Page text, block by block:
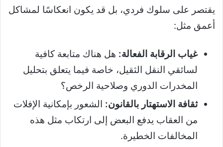
يقتصر على سلوك فردي، بل قد يكون انعكاسًا لمشاكل
أعمق مثل:
غياب الرقابة الفعالة: هل هناك متابعة كافية
لسائقي النقل الثقيل، خاصة فيما يتعلق بتحليل
المخدرات الدوري وصلاحية الرخص؟
ثقافة الاستهتار بالقانون: الشعور بإمكانية الإفلات
من العقاب يدفع البعض إلى ارتكاب مثل هذه
المخالفات الخطيرة.